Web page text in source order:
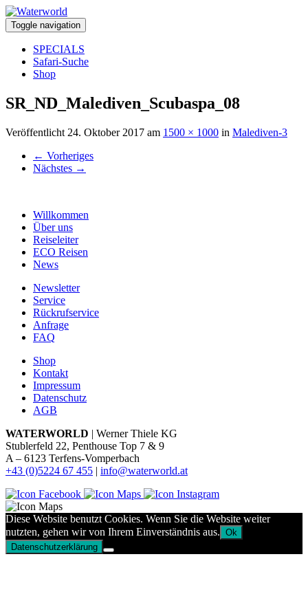
Toggle navigation
SPECIALS
Safari-Suche
Shop
SR_ND_Malediven_Scubaspa_08
Veröffentlicht 24. Oktober 2017 am 1500 × 1000 in Malediven-3
← Vorheriges
Nächstes →
Willkommen
Über uns
Reiseleiter
ECO Reisen
News
Newsletter
Service
Rückrufservice
Anfrage
FAQ
Shop
Kontakt
Impressum
Datenschutz
AGB
WATERWORLD | Werner Thiele KG
Stublerfeld 22, Penthouse Top 7 & 9
A – 6123 Terfens-Vomperbach
+43 (0)5224 67 455 | info@waterworld.at
Diese Website benutzt Cookies. Wenn Sie die Website weiter
nutzten, gehen wir von Ihrem Einverständnis aus. Ok
Datenschutzerklärung